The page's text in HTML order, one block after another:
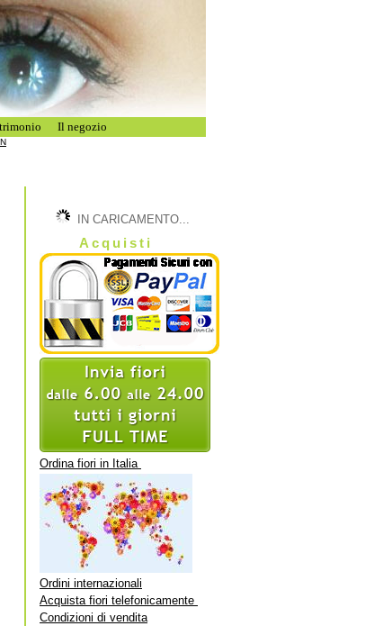
Il negozio
IN CARICAMENTO...
Acquisti
Ordina fiori in Italia
Ordini internazionali
Acquista fiori telefonicamente
Condizioni di vendita